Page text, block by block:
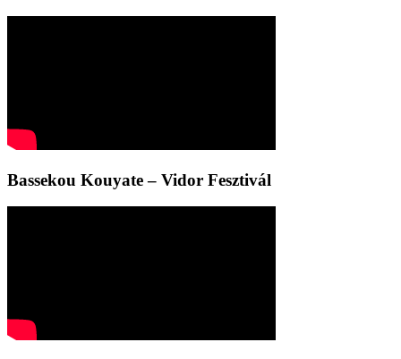
Bassekou Kouyate – Vidor Fesztivál